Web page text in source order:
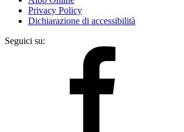
Privacy Policy
Dichiarazione di accessibilità
Seguici su: